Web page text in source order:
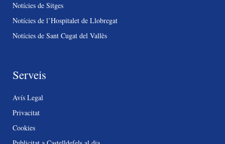
Notícies de Sitges
Notícies de l’Hospitalet de Llobregat
Notícies de Sant Cugat del Vallès
Serveis
Avís Legal
Privacitat
Cookies